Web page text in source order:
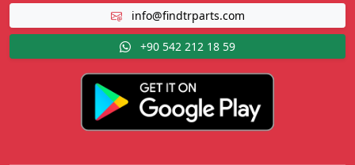
info@findtrparts.com
+90 542 212 18 59